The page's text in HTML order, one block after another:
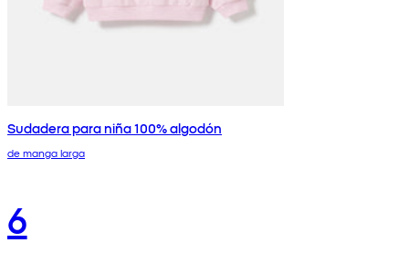
Sudadera para niña 100% algodón
de manga larga
6